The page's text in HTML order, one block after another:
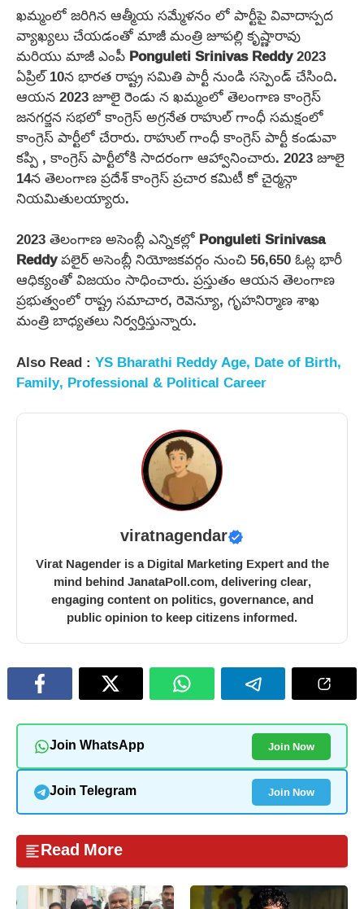
ఖమ్మంలో జరిగిన ఆత్మీయ సమ్మేళనం లో పార్టీపై వివాదాస్పద
వ్యాఖ్యలు చేయడంతో మాజీ మంత్రి జూపల్లి కృష్ణారావు
మరియు మాజీ ఎంపీPonguleti Srinivas Reddy2023
ఏప్రిల్ 10న భారత రాష్ట్ర సమితి పార్టీ నుండి సస్పెండ్ చేసింది.
ఆయన 2023 జూలై రెండు న ఖమ్మంలో తెలంగాణ కాంగ్రెస్
జనగర్జన సభలో కాంగ్రెస్ అగ్రనేత రాహుల్ గాంధీ సమక్షంలో
కాంగ్రెస్ పార్టీలో చేరారు. రాహుల్ గాంధీ కాంగ్రెస్ పార్టీ కండువా
కప్పి , కాంగ్రెస్ పార్టీలోకి సాదరంగా ఆహ్వానించారు. 2023 జూలై
14న తెలంగాణ ప్రదేశ్ కాంగ్రెస్ ప్రచార కమిటీ కో చైర్మన్గా
నియమితులయ్యారు.
2023 తెలంగాణ అసెంబ్లీ ఎన్నికల్లోPonguleti Srinivasa
Reddyపలైర్ అసెంబ్లీ నియోజకవర్గం నుంచి 56,650 ఓట్ల భారీ
ఆధిక్యంతో విజయం సాధించారు. ప్రస్తుతం ఆయన తెలంగాణ
ప్రభుత్వంలో రాష్ట్ర సమాచార, రెవెన్యూ, గృహనిర్మాణ శాఖ
మంత్రి బాధ్యతలు నిర్వర్తిస్తున్నారు.
Also Read : YS Bharathi Reddy Age, Date of Birth,
Family, Professional & Political Career
viratnagendar
Virat Nagender is a Digital Marketing Expert and the
mind behind JanataPoll.com, delivering clear,
engaging content on politics, governance, and
public opinion to keep citizens informed.
Join WhatsApp Join Now
Join Telegram Join Now
Read More